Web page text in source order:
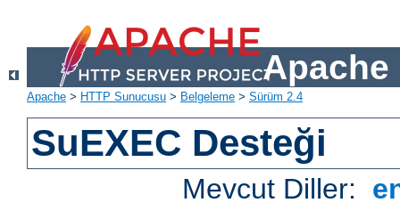
Apache
Apache > HTTP Sunucusu > Belgeleme > Sürüm 2.4
SuEXEC Desteği
Mevcut Diller: